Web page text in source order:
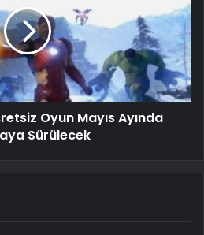
Oyun Mayıs Ayında
Sürülecek